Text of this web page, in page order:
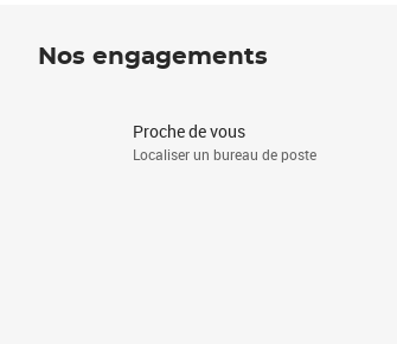
Nos engagements
Proche de vous
Localiser un bureau de poste